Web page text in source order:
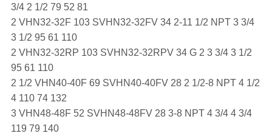
3/4 2 1/2 79 52 81
2 VHN32-32F 103 SVHN32-32FV 34 2-11 1/2 NPT 3 3/4
3 1/2 95 61 110
2 VHN32-32RP 103 SVHN32-32RPV 34 G 2 3 3/4 3 1/2
95 61 110
2 1/2 VHN40-40F 69 SVHN40-40FV 28 2 1/2-8 NPT 4 1/2
4 110 74 132
3 VHN48-48F 52 SVHN48-48FV 28 3-8 NPT 4 3/4 4 3/4
119 79 140